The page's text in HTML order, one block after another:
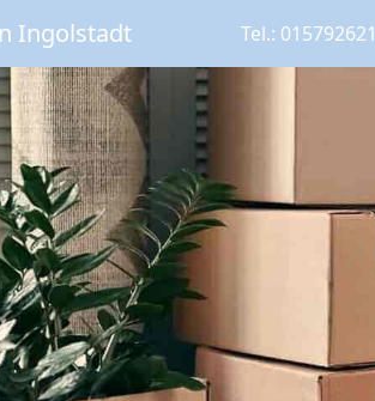
Ingolstadt Tel.: